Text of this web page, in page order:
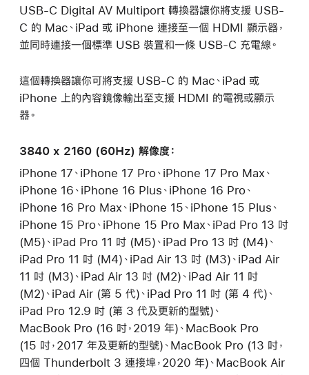
USB-C Digital AV Multiport 轉換器讓你將支援 USB-
C 的 Mac、iPad 或 iPhone 連接至一個 HDMI 顯示器，
並同時連接一個標準 USB 裝置和一條 USB-C 充電線。
這個轉換器讓你可將支援 USB-C 的 Mac、iPad 或
iPhone 上的內容鏡像輸出至支援 HDMI 的電視或顯示
器。
3840 x 2160 (60Hz) 解像度：
iPhone 17、iPhone 17 Pro、iPhone 17 Pro Max、
iPhone 16、iPhone 16 Plus、iPhone 16 Pro、
iPhone 16 Pro Max、iPhone 15、iPhone 15 Plus、
iPhone 15 Pro、iPhone 15 Pro Max、iPad Pro 13 吋
(M5)、iPad Pro 11 吋 (M5)、iPad Pro 13 吋 (M4)、
iPad Pro 11 吋 (M4)、iPad Air 13 吋 (M3)、iPad Air
11 吋 (M3)、iPad Air 13 吋 (M2)、iPad Air 11 吋
(M2)、iPad Air (第 5 代)、iPad Pro 11 吋 (第 4 代)、
iPad Pro 12.9 吋 (第 3 代及更新的型號)、
MacBook Pro (16 吋，2019 年)、MacBook Pro
(15 吋，2017 年及更新的型號)、MacBook Pro (13 吋，
四個 Thunderbolt 3 連接埠，2020 年)、MacBook Air